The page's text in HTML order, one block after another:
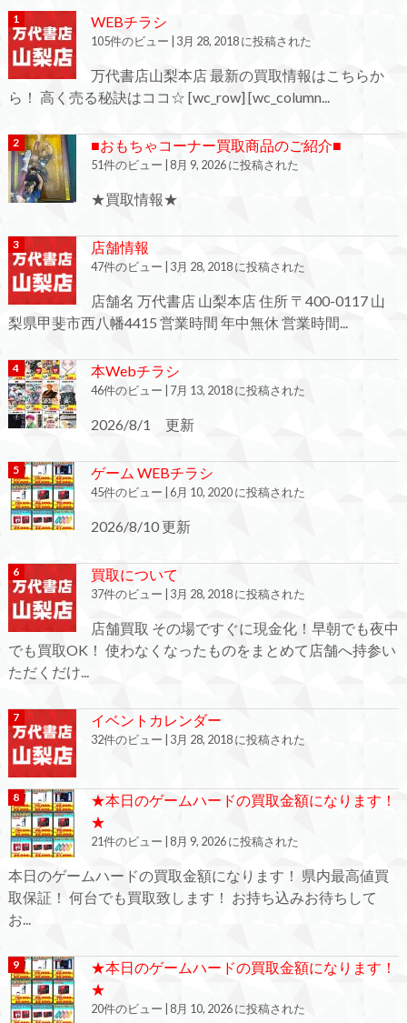
WEBチラシ
105件のビュー 3月 28, 2018 に投稿された
万代書店山梨本店 最新の買取情報はこちらか
ら！ 高く売る秘訣はココ☆ [wc_row] [wc_column...
■おもちゃコーナー買取商品のご紹介■
51件のビュー 8月 9, 2026 に投稿された
★買取情報★
店舗情報
47件のビュー 3月 28, 2018 に投稿された
店舗名 万代書店 山梨本店 住所 〒400-0117 山
梨県甲斐市西八幡4415 営業時間 年中無休 営業時間...
本Webチラシ
46件のビュー 7月 13, 2018 に投稿された
2026/8/1 更新
ゲーム WEBチラシ
45件のビュー 6月 10, 2020 に投稿された
2026/8/10 更新
買取について
37件のビュー 3月 28, 2018 に投稿された
店舗買取 その場ですぐに現金化！早朝でも夜中
でも買取OK！ 使わなくなったものをまとめて店舗へ持参い
ただくだけ...
イベントカレンダー
32件のビュー 3月 28, 2018 に投稿された
★本日のゲームハードの買取金額になります！
★
21件のビュー 8月 9, 2026 に投稿された
本日のゲームハードの買取金額になります！ 県内最高値買
取保証！ 何台でも買取致します！ お持ち込みお待ちして
お...
★本日のゲームハードの買取金額になります！
★
20件のビュー 8月 10, 2026 に投稿された